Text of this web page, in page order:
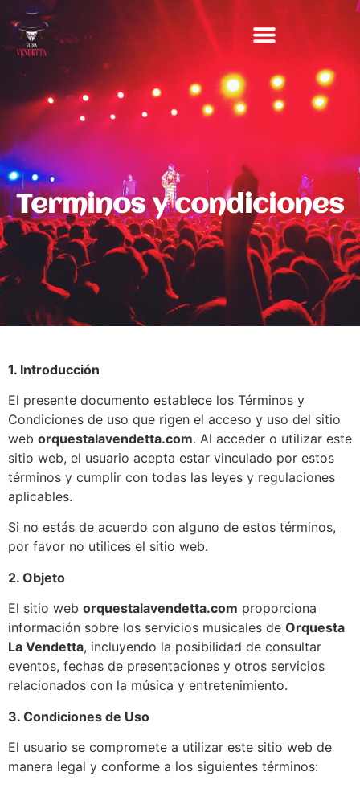
Terminos y condiciones
1. Introducción
El presente documento establece los Términos y
Condiciones de uso que rigen el acceso y uso del sitio
web orquestalavendetta.com. Al acceder o utilizar este
sitio web, el usuario acepta estar vinculado por estos
términos y cumplir con todas las leyes y regulaciones
aplicables.
Si no estás de acuerdo con alguno de estos términos,
por favor no utilices el sitio web.
2. Objeto
El sitio web orquestalavendetta.com proporciona
información sobre los servicios musicales de Orquesta
La Vendetta, incluyendo la posibilidad de consultar
eventos, fechas de presentaciones y otros servicios
relacionados con la música y entretenimiento.
3. Condiciones de Uso
El usuario se compromete a utilizar este sitio web de
manera legal y conforme a los siguientes términos: